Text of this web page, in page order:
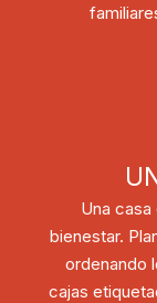
Una
bienestar.
ordenando
cajas